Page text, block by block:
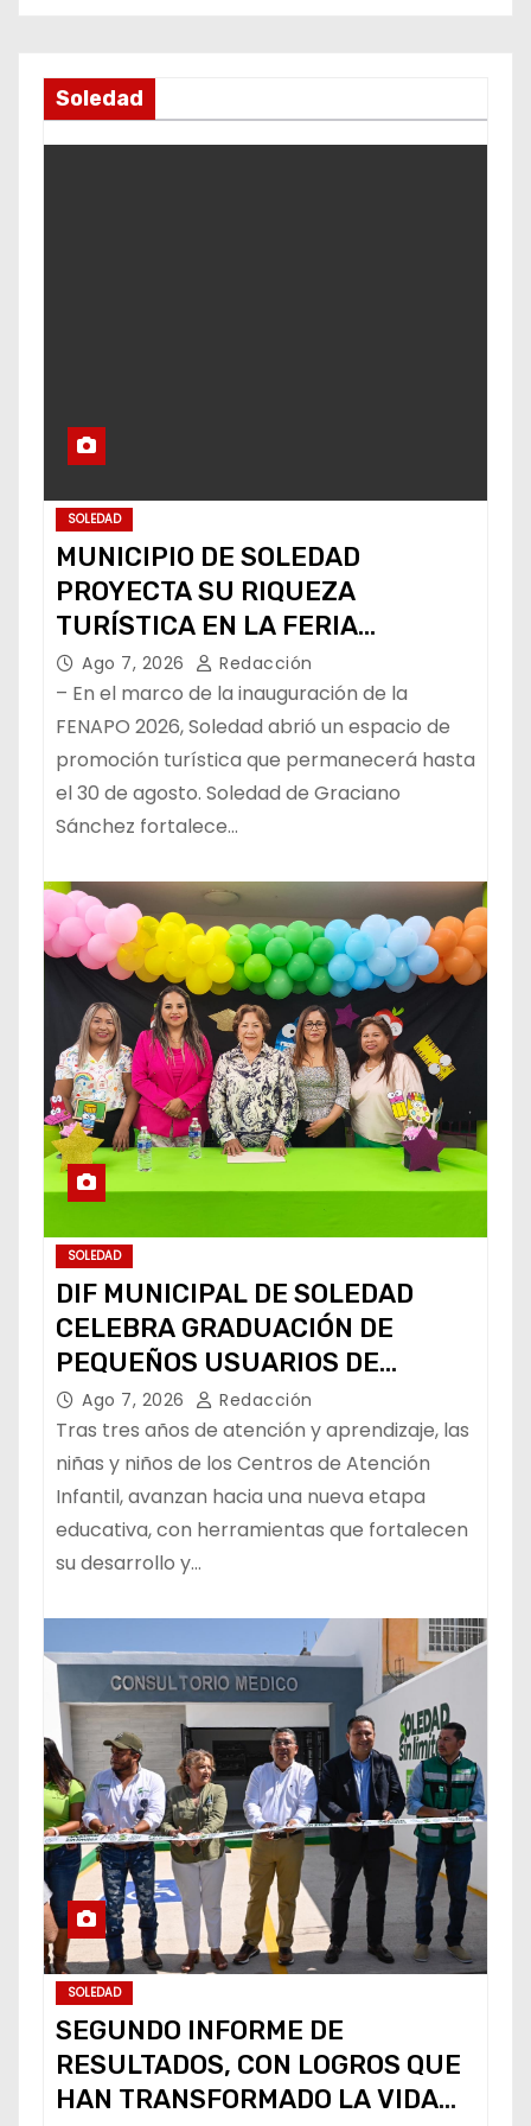
Soledad
SOLEDAD
MUNICIPIO DE SOLEDAD
PROYECTA SU RIQUEZA
TURÍSTICA EN LA FERIA
NACIONAL POTOSINA
Ago 7, 2026 Redacción
– En el marco de la inauguración de la
FENAPO 2026, Soledad abrió un espacio de
promoción turística que permanecerá hasta
el 30 de agosto. Soledad de Graciano
Sánchez fortalece…
SOLEDAD
DIF MUNICIPAL DE SOLEDAD
CELEBRA GRADUACIÓN DE
PEQUEÑOS USUARIOS DE
ESTANCIAS “CAPULLITOS 1 Y 2”
Ago 7, 2026 Redacción
Tras tres años de atención y aprendizaje, las
niñas y niños de los Centros de Atención
Infantil, avanzan hacia una nueva etapa
educativa, con herramientas que fortalecen
su desarrollo y…
SOLEDAD
SEGUNDO INFORME DE
RESULTADOS, CON LOGROS QUE
HAN TRANSFORMADO LA VIDA